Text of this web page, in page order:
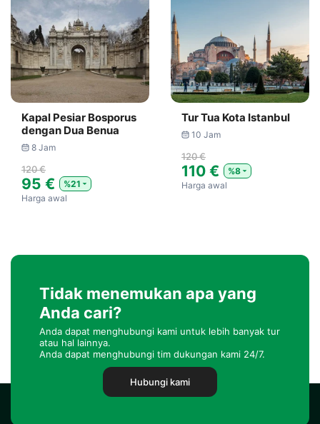
Kapal Pesiar Bosporus
dengan Dua Benua
8 Jam
120 €
95 €
%21
Harga awal
Tur Tua Kota Istanbul
10 Jam
120 €
110 €
%8
Harga awal
Tidak menemukan apa yang
Anda cari?
Anda dapat menghubungi kami untuk lebih banyak tur
atau hal lainnya.
Anda dapat menghubungi tim dukungan kami 24/7.
Hubungi kami